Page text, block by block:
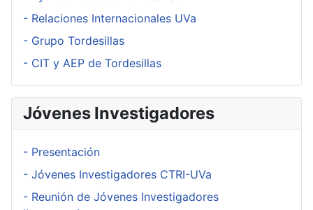
- Relaciones Internacionales UVa
- Grupo Tordesillas
- CIT y AEP de Tordesillas
Jóvenes Investigadores
- Presentación
- Jóvenes Investigadores CTRI-UVa
- Reunión de Jóvenes Investigadores